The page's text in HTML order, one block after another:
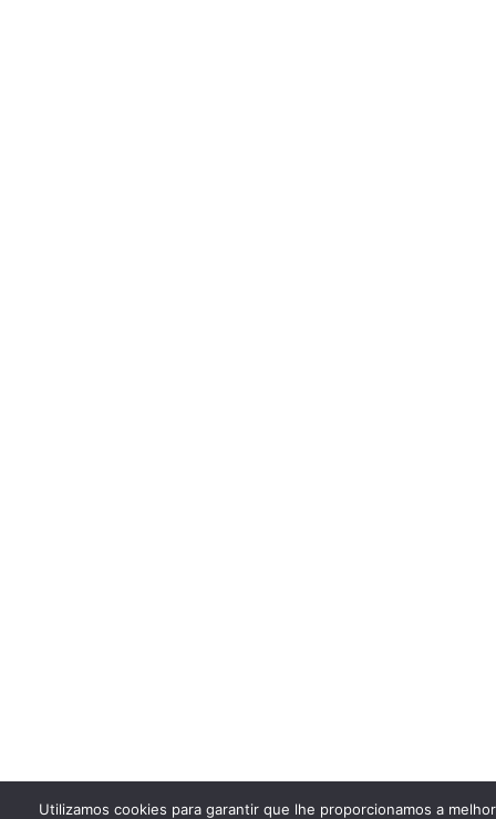
Utilizamos cookies para garantir que lhe proporcionamos a